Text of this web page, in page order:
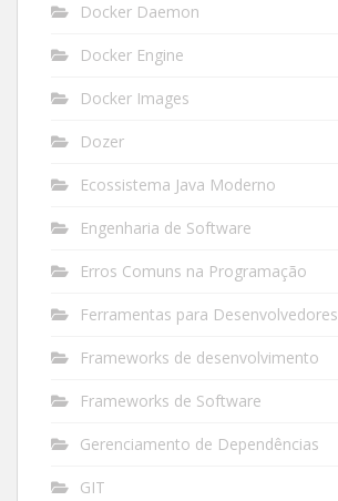
Docker Daemon
Docker Engine
Docker Images
Dozer
Ecossistema Java Moderno
Engenharia de Software
Erros Comuns na Programação
Ferramentas para Desenvolvedores
Frameworks de desenvolvimento
Frameworks de Software
Gerenciamento de Dependências
GIT